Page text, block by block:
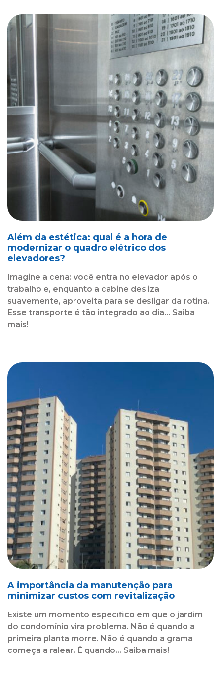
Além da estética: qual é a hora de
modernizar o quadro elétrico dos
elevadores?
Imagine a cena: você entra no elevador após o
trabalho e, enquanto a cabine desliza
suavemente, aproveita para se desligar da rotina.
Esse transporte é tão integrado ao dia... Saiba
mais!
A importância da manutenção para
minimizar custos com revitalização
Existe um momento específico em que o jardim
do condomínio vira problema. Não é quando a
primeira planta morre. Não é quando a grama
começa a ralear. É quando... Saiba mais!